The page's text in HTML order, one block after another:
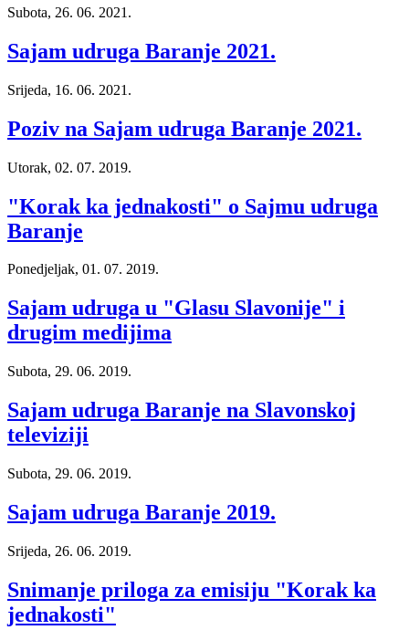
Subota, 26. 06. 2021.
Sajam udruga Baranje 2021.
Srijeda, 16. 06. 2021.
Poziv na Sajam udruga Baranje 2021.
Utorak, 02. 07. 2019.
"Korak ka jednakosti" o Sajmu udruga
Baranje
Ponedjeljak, 01. 07. 2019.
Sajam udruga u "Glasu Slavonije" i
drugim medijima
Subota, 29. 06. 2019.
Sajam udruga Baranje na Slavonskoj
televiziji
Subota, 29. 06. 2019.
Sajam udruga Baranje 2019.
Srijeda, 26. 06. 2019.
Snimanje priloga za emisiju "Korak ka
jednakosti"